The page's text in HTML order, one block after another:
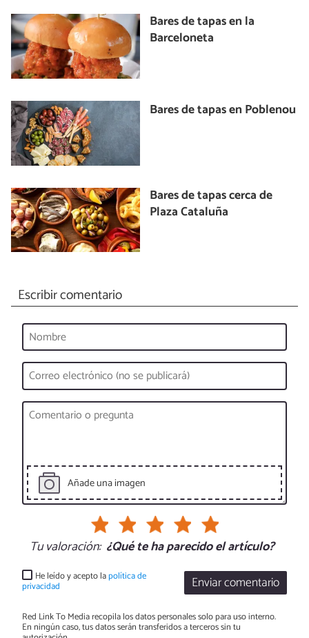
Bares de tapas en la
Barceloneta
Bares de tapas en Poblenou
Bares de tapas cerca de
Plaza Cataluña
Escribir comentario
Añade una imagen
Tu valoración: ¿Qué te ha parecido el artículo?
Enviar comentario
He leído y acepto lapolítica de
privacidad
Red Link To Media recopila los datos personales solo para uso interno.
En ningún caso, tus datos serán transferidos a terceros sin tu